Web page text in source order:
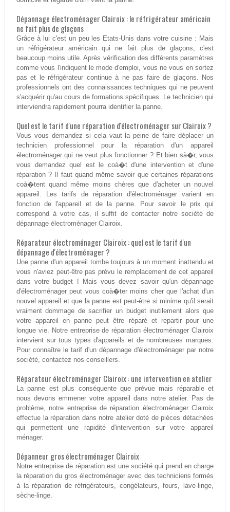
Dépannage électroménager Clairoix : le réfrigérateur américain
ne fait plus de glaçons
Grâce à lui c'est un peu les Etats-Unis dans votre cuisine : Mais
un réfrigérateur américain qui ne fait plus de glaçons, c'est
beaucoup moins utile. Après vérification des différents paramètres
comme vous l'indiquent le mode d'emploi, vous ne vous en sortez
pas et le réfrigérateur continue à ne pas faire de glaçons. Nos
professionnels ont des connaissances techniques qui ne peuvent
s'acquérir qu'au cours de formations spécifiques. Le technicien qui
interviendra rapidement pourra identifier la panne.
Quel est le tarif d'une réparation d'électroménager sur Clairoix ?
Vous vous demandez si cela vaut la peine de faire déplacer un
technicien professionnel pour la réparation d'un appareil
électroménager qui ne veut plus fonctionner ? Et bien sà�r, vous
vous demandez quel est le coà�t d'une intervention et d'une
réparation ? Il faut quand même savoir que certaines réparations
coà�tent quand même moins chères que d'acheter un nouvel
appareil. Les tarifs de réparation d'électroménager varient en
fonction de l'appareil et de la panne. Pour savoir le prix qui
correspond à votre cas, il suffit de contacter notre société de
dépannage électroménager Clairoix.
Réparateur électroménager Clairoix : quel est le tarif d'un
dépannage d'électroménager ?
Une panne d'un appareil tombe toujours à un moment inattendu et
vous n'aviez peut-être pas prévu le remplacement de cet appareil
dans votre budget ! Mais vous devez savoir qu'un dépannage
d'électroménager peut vous coà�ter moins cher que l'achat d'un
nouvel appareil et que la panne est peut-être si minime qu'il serait
vraiment dommage de sacrifier un budget inutilement alors que
votre appareil en panne peut être réparé et repartir pour une
longue vie. Notre entreprise de réparation électroménager Clairoix
intervient sur tous types d'appareils et de nombreuses marques.
Pour connaître le tarif d'un dépannage d'électroménager par notre
société, contactez nos conseillers.
Réparateur électroménager Clairoix : une intervention en atelier
La panne est plus conséquente que prévue mais réparable et
nous devons emmener votre appareil dans notre atelier. Pas de
problème, notre entreprise de réparation électroménager Clairoix
effectue la réparation dans notre atelier doté de pièces détachées
qui permettent une rapidité d'intervention sur votre appareil
ménager.
Dépanneur gros électroménager Clairoix
Notre entreprise de réparation est une société qui prend en charge
la réparation du gros électroménager avec des techniciens formés
à la réparation de réfrigérateurs, congélateurs, fours, lave-linge,
sèche-linge.